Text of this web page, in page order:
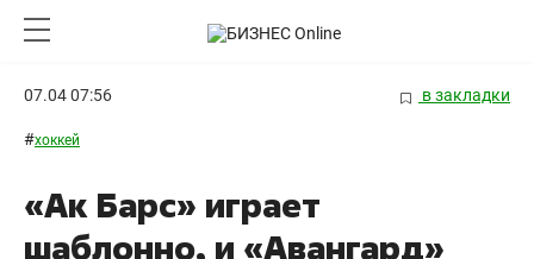
07.04 07:56 в закладки
#хоккей
«Ак Барс» играет
шаблонно, и «Авангард»